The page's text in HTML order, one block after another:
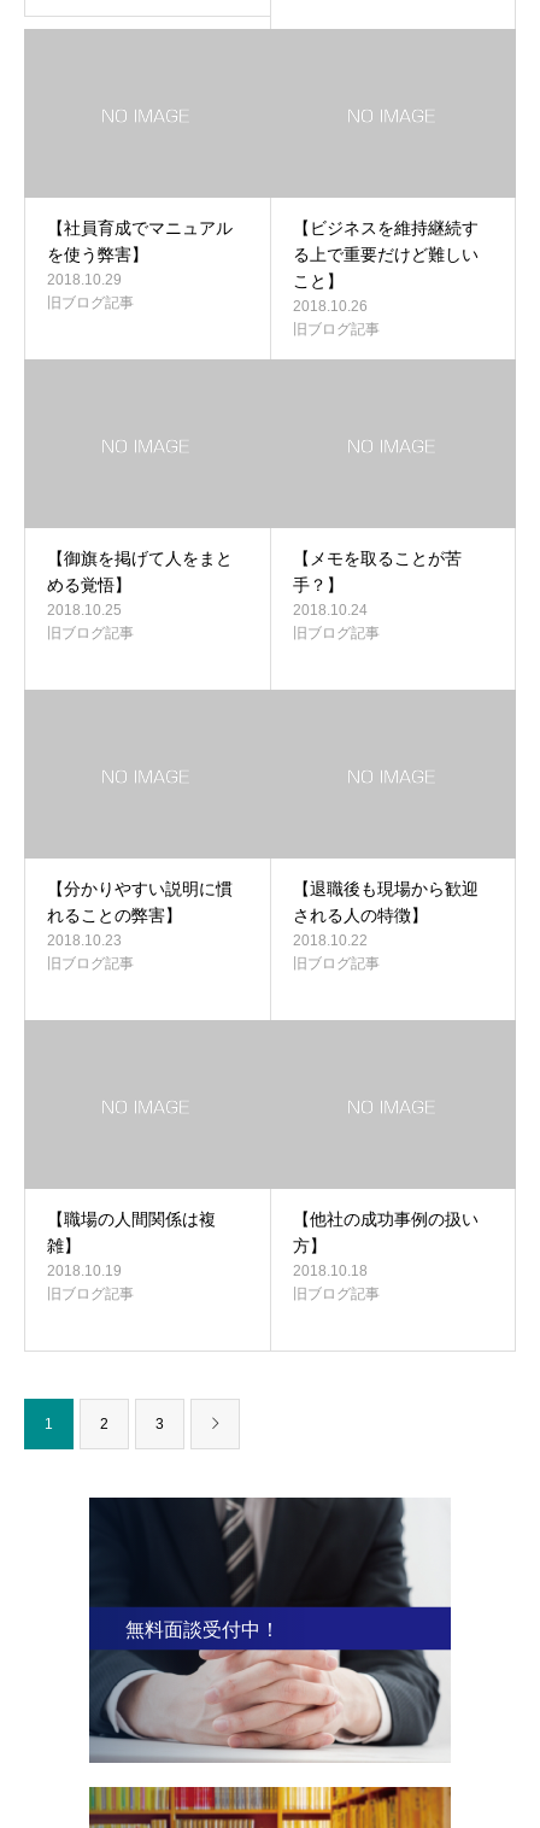
【社員育成でマニュアル
を使う弊害】
2018.10.29
旧ブログ記事
【ビジネスを維持継続す
る上で重要だけど難しい
こと】
2018.10.26
旧ブログ記事
【御旗を掲げて人をまと
める覚悟】
2018.10.25
旧ブログ記事
【メモを取ることが苦
手？】
2018.10.24
旧ブログ記事
【分かりやすい説明に慣
れることの弊害】
2018.10.23
旧ブログ記事
【退職後も現場から歓迎
される人の特徴】
2018.10.22
旧ブログ記事
【職場の人間関係は複
雑】
2018.10.19
旧ブログ記事
【他社の成功事例の扱い
方】
2018.10.18
旧ブログ記事
1 2 3
無料面談受付中！